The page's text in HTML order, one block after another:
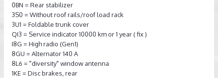
0BN = Rear stabilizer
3S0 = Without roof rails/roof load rack
3U1 = Foldable trunk cover
QI3 = Service indicator 10000 km or 1 year ( fix )
I8G = High radio (Gen1)
8GU = Alternator 140 A
8L6 = "diversity" window antenna
1KE = Disc brakes, rear